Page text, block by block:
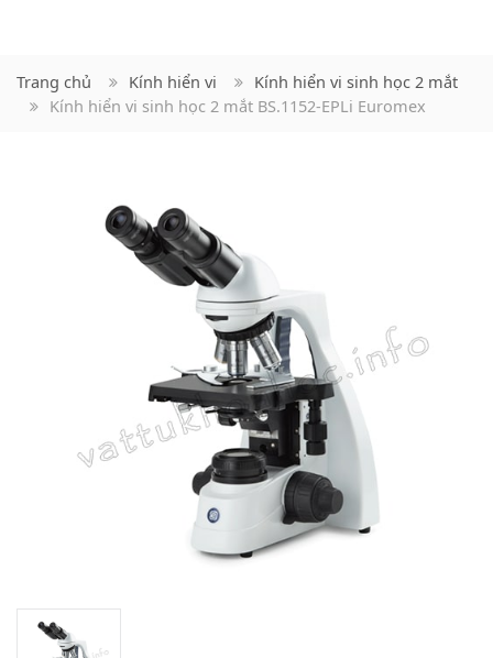
Trang chủ Kính hiển vi
Kính hiển vi sinh học 2 mắt
Kính hiển vi sinh học 2 mắt BS.1152-EPLi Euromex